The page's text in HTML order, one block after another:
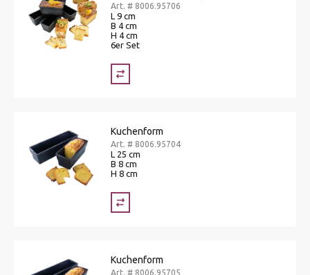
Art. # 8006.95706
L 9 cm
B 4 cm
H 4 cm
6er Set
Kuchenform
Art. # 8006.95704
L 25 cm
B 8 cm
H 8 cm
Kuchenform
Art. # 8006.95705